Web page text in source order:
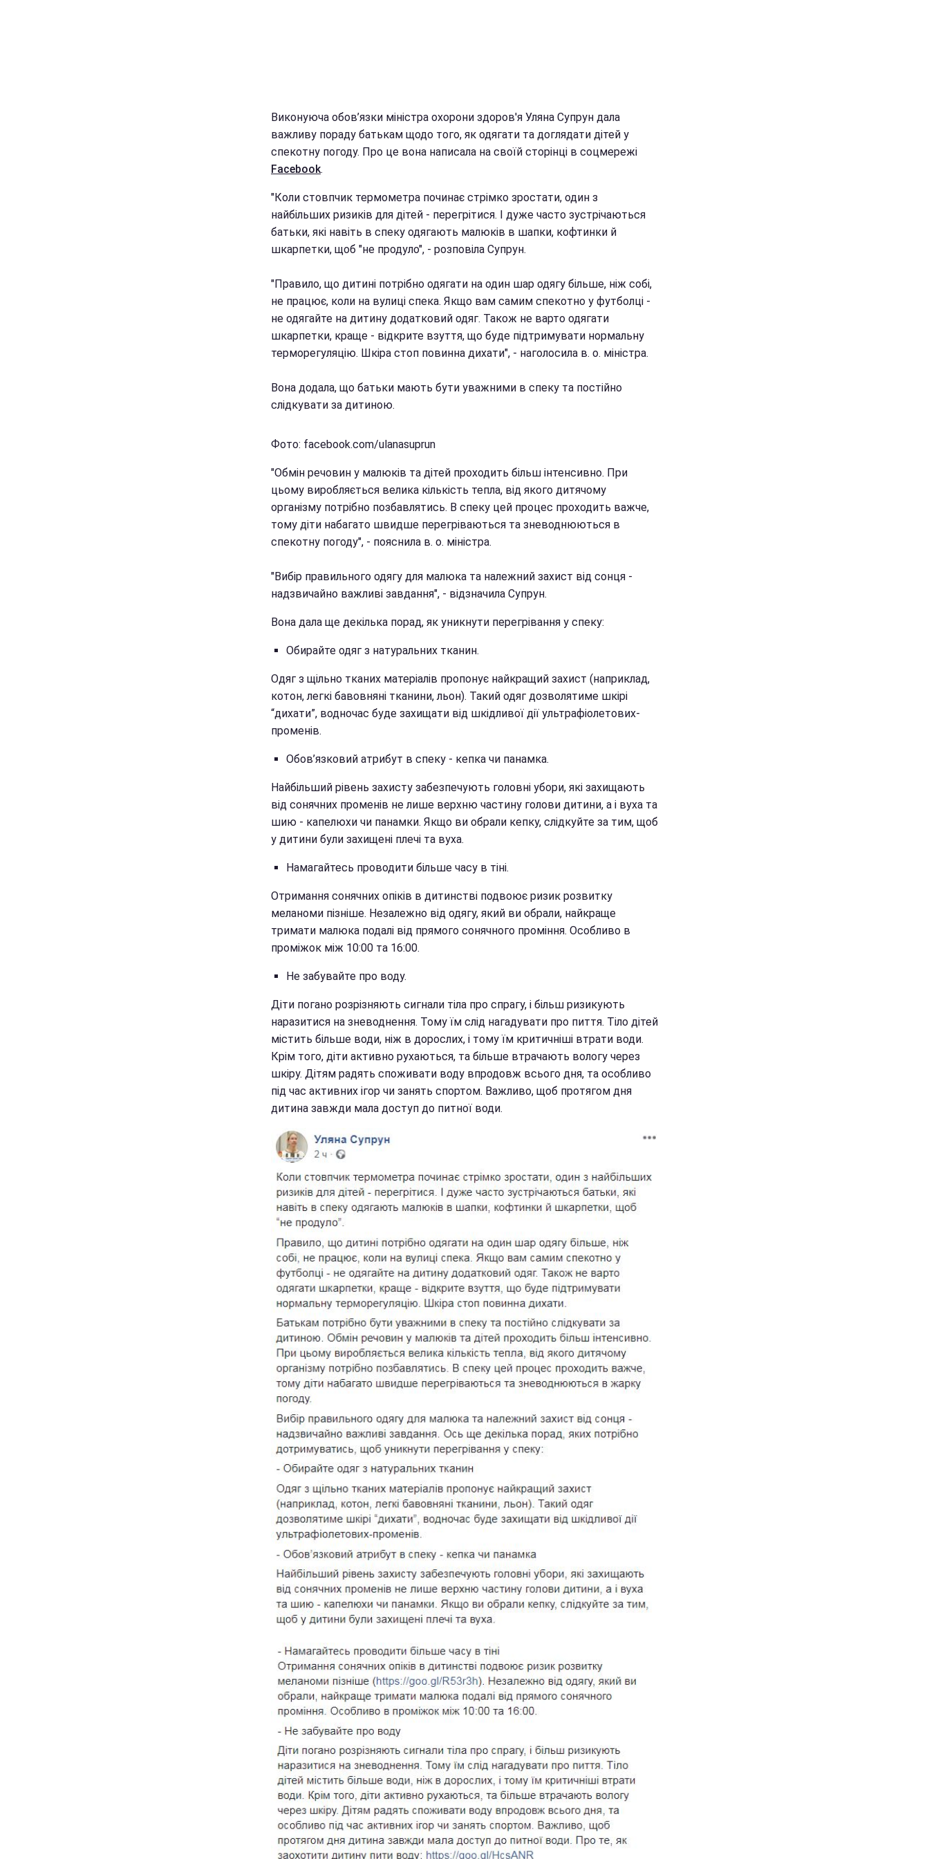
Виконуюча обов’язки міністра охорони здоров'я Уляна Супрун дала
важливу пораду батькам щодо того, як одягати та доглядати дітей у
спекотну погоду. Про це вона написала на своїй сторінці в соцмережі
Facebook.
"Коли стовпчик термометра починає стрімко зростати, один з
найбільших ризиків для дітей - перегрітися. І дуже часто зустрічаються
батьки, які навіть в спеку одягають малюків в шапки, кофтинки й
шкарпетки, щоб "не продуло", - розповіла Супрун.
"Правило, що дитині потрібно одягати на один шар одягу більше, ніж собі,
не працює, коли на вулиці спека. Якщо вам самим спекотно у футболці -
не одягайте на дитину додатковий одяг. Також не варто одягати
шкарпетки, краще - відкрите взуття, що буде підтримувати нормальну
терморегуляцію. Шкіра стоп повинна дихати", - наголосила в. о. міністра.
Вона додала, що батьки мають бути уважними в спеку та постійно
слідкувати за дитиною.
Фото: facebook.com/ulanasuprun
"Обмін речовин у малюків та дітей проходить більш інтенсивно. При
цьому виробляється велика кількість тепла, від якого дитячому
організму потрібно позбавлятись. В спеку цей процес проходить важче,
тому діти набагато швидше перегріваються та зневоднюються в
спекотну погоду", - пояснила в. о. міністра.
"Вибір правильного одягу для малюка та належний захист від сонця -
надзвичайно важливі завдання", - відзначила Супрун.
Вона дала ще декілька порад, як уникнути перегрівання у спеку:
Обирайте одяг з натуральних тканин.
Одяг з щільно тканих матеріалів пропонує найкращий захист (наприклад,
котон, легкі бавовняні тканини, льон). Такий одяг дозволятиме шкірі
“дихати”, водночас буде захищати від шкідливої дії ультрафіолетових-
променів.
Обов’язковий атрибут в спеку - кепка чи панамка.
Найбільший рівень захисту забезпечують головні убори, які захищають
від сонячних променів не лише верхню частину голови дитини, а і вуха та
шию - капелюхи чи панамки. Якщо ви обрали кепку, слідкуйте за тим, щоб
у дитини були захищені плечі та вуха.
Намагайтесь проводити більше часу в тіні.
Отримання сонячних опіків в дитинстві подвоює ризик розвитку
меланоми пізніше. Незалежно від одягу, який ви обрали, найкраще
тримати малюка подалі від прямого сонячного проміння. Особливо в
проміжок між 10:00 та 16:00.
Не забувайте про воду.
Діти погано розрізняють сигнали тіла про спрагу, і більш ризикують
наразитися на зневоднення. Тому їм слід нагадувати про пиття. Тіло дітей
містить більше води, ніж в дорослих, і тому їм критичніші втрати води.
Крім того, діти активно рухаються, та більше втрачають вологу через
шкіру. Дітям радять споживати воду впродовж всього дня, та особливо
під час активних ігор чи занять спортом. Важливо, щоб протягом дня
дитина завжди мала доступ до питної води.